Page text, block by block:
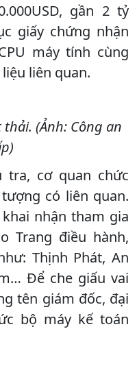
gần 2 tỷ
giấy chứng nhận
máy tính cùng
liên quan.
(Ảnh: Công an
tra, cơ quan chức
có liên quan.
nhận tham gia
Trang điều hành,
Thịnh Phát, An
Để che giấu vai
tên giám đốc, đại
bộ máy kế toán